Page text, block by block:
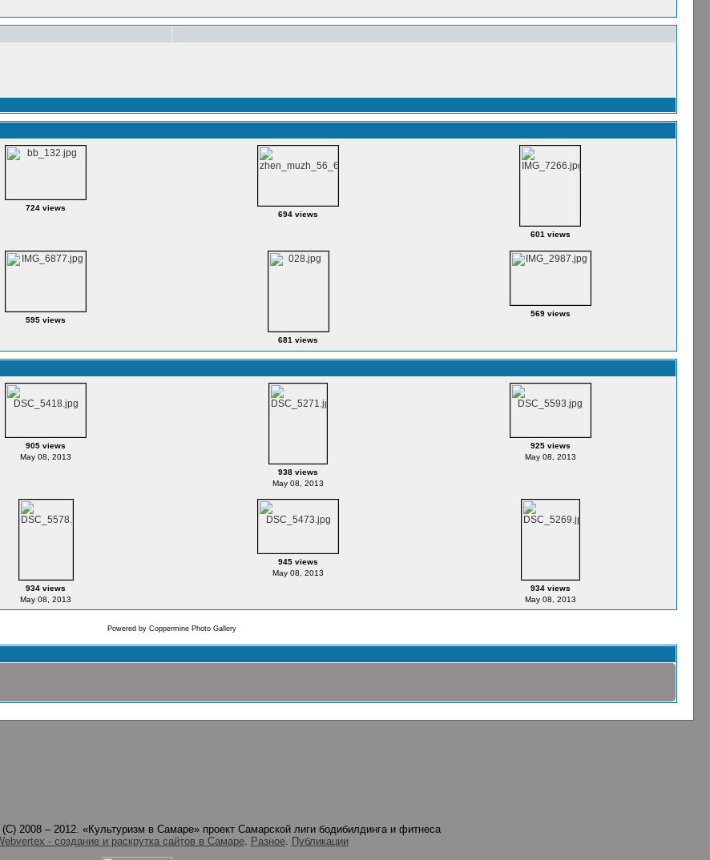
724 views
694 views
601 views
595 views
681 views
569 views
905 views
May 08, 2013
938 views
May 08, 2013
925 views
May 08, 2013
934 views
May 08, 2013
945 views
May 08, 2013
934 views
May 08, 2013
Powered by Coppermine Photo Gallery
2008 – 2012. «Культуризм в Самаре» проект Самарской лиги бодибилдинга и фитнеса
- создание и раскрутка сайтов в Самаре. Разное. Публикации